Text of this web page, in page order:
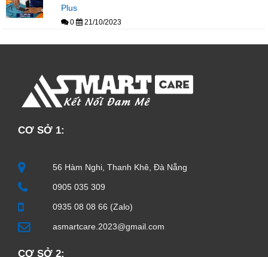
Plus
0 21/10/2023
CƠ SỞ 1:
56 Hàm Nghi, Thanh Khê, Đà Nẵng
0905 035 309
0935 08 08 66 (Zalo)
asmartcare.2023@gmail.com
CƠ SỞ 2: